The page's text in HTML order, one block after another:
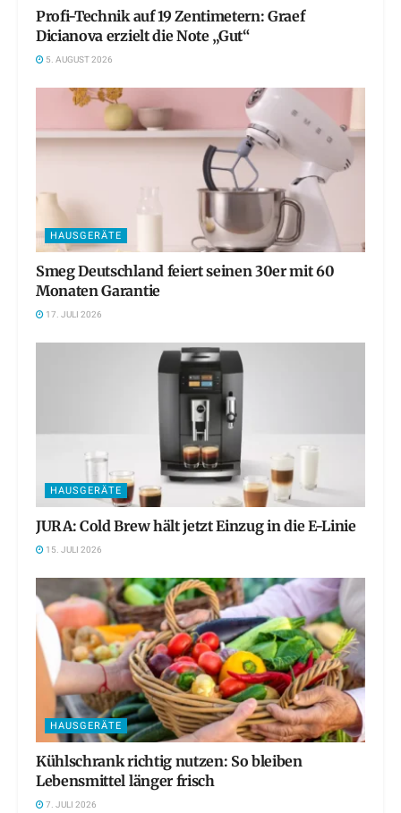
Profi-Technik auf 19 Zentimetern: Graef
Dicianova erzielt die Note „Gut“
5. AUGUST 2026
HAUSGERÄTE
Smeg Deutschland feiert seinen 30er mit 60
Monaten Garantie
17. JULI 2026
HAUSGERÄTE
JURA: Cold Brew hält jetzt Einzug in die E-Linie
15. JULI 2026
HAUSGERÄTE
Kühlschrank richtig nutzen: So bleiben
Lebensmittel länger frisch
7. JULI 2026